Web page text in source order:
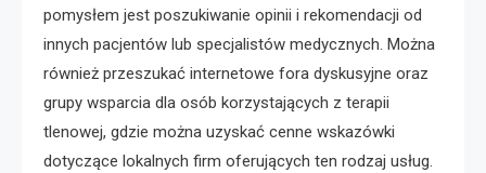
pomysłem jest poszukiwanie opinii i rekomendacji od
innych pacjentów lub specjalistów medycznych. Można
również przeszukać internetowe fora dyskusyjne oraz
grupy wsparcia dla osób korzystających z terapii
tlenowej, gdzie można uzyskać cenne wskazówki
dotyczące lokalnych firm oferujących ten rodzaj usług.